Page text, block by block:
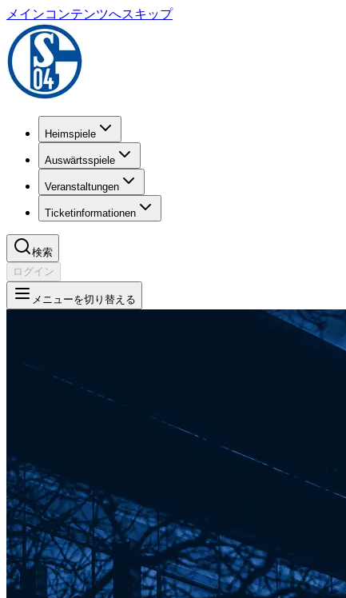
メインコンテンツへスキップ
Heimspiele
Auswärtsspiele
Veranstaltungen
Ticketinformationen
検索
ログイン
メニューを切り替える